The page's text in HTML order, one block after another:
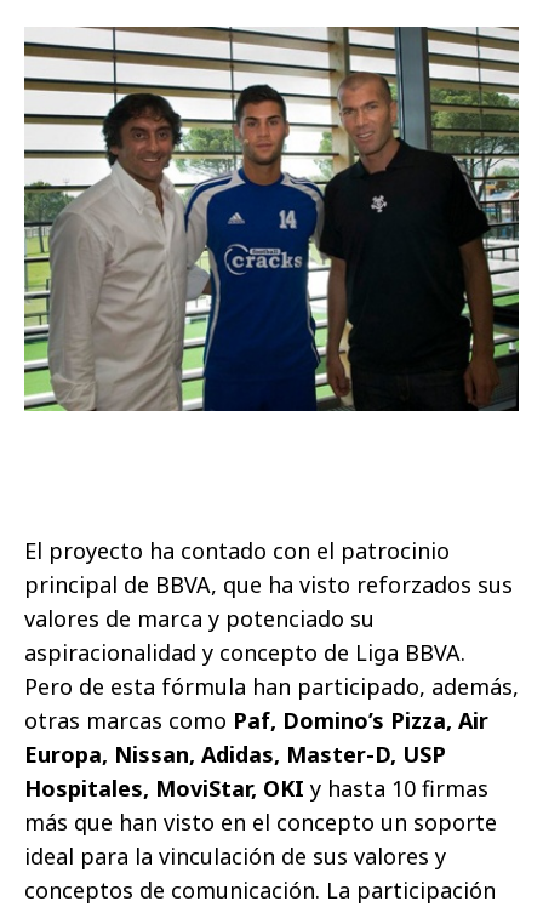
El proyecto ha contado con el patrocinio
principal de BBVA, que ha visto reforzados sus
valores de marca y potenciado su
aspiracionalidad y concepto de Liga BBVA.
Pero de esta fórmula han participado, además,
otras marcas como Paf, Domino’s Pizza, Air
Europa, Nissan, Adidas, Master-D, USP
Hospitales, MoviStar, OKI y hasta 10 firmas
más que han visto en el concepto un soporte
ideal para la vinculación de sus valores y
conceptos de comunicación. La participación